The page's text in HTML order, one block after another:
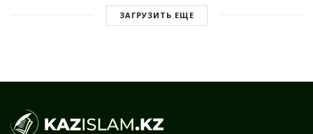
ЗАГРУЗИТЬ ЕЩЕ